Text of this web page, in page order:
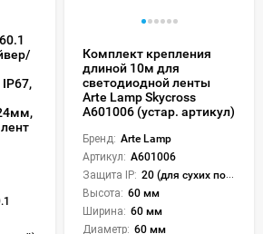
Комплект крепления
длиной 10м для
светодиодной ленты
Arte Lamp Skycross
A601006 (устар. артикул)
Бренд: Arte Lamp
Артикул: A601006
Защита IP: 20 (для сухих пом.)
Высота: 60 мм
Ширина: 60 мм
Диаметр: 60 мм